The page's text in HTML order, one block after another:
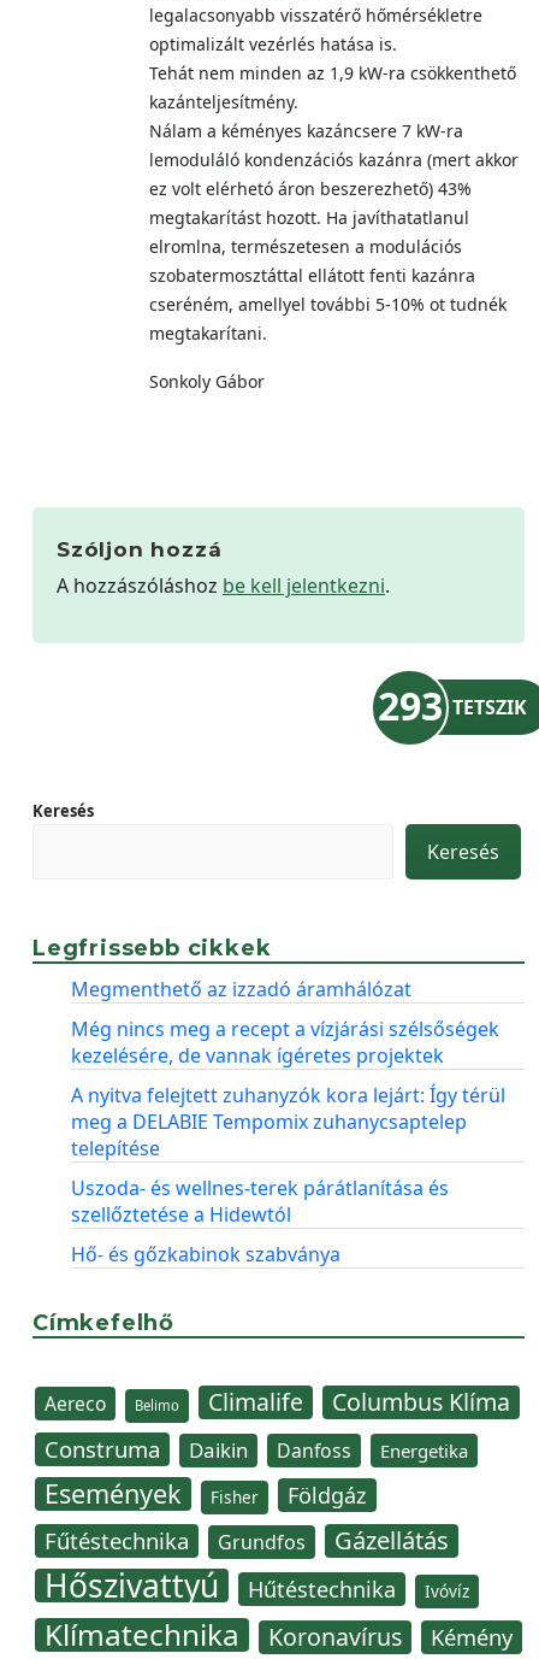
legalacsonyabb visszatérő hőmérsékletre
optimalizált vezérlés hatása is.
Tehát nem minden az 1,9 kW-ra csökkenthető
kazánteljesítmény.
Nálam a kéményes kazáncsere 7 kW-ra
lemoduláló kondenzációs kazánra (mert akkor
ez volt elérhetó áron beszerezhető) 43%
megtakarítást hozott. Ha javíthatatlanul
elromlna, természetesen a modulációs
szobatermosztáttal ellátott fenti kazánra
cseréném, amellyel további 5-10% ot tudnék
megtakarítani.
Sonkoly Gábor
Szóljon hozzá
A hozzászóláshoz be kell jelentkezni.
293 TETSZIK
Keresés
Keresés
Legfrissebb cikkek
Megmenthető az izzadó áramhálózat
Még nincs meg a recept a vízjárási szélsőségek
kezelésére, de vannak ígéretes projektek
A nyitva felejtett zuhanyzók kora lejárt: Így térül
meg a DELABIE Tempomix zuhanycsaptelep
telepítése
Uszoda- és wellnes-terek párátlanítása és
szellőztetése a Hidewtól
Hő- és gőzkabinok szabványa
Címkefelhő
Aereco Belimo Climalife Columbus Klíma
Construma Daikin Danfoss Energetika
Események Fisher Földgáz
Fűtéstechnika Grundfos Gázellátás
Hőszivattyú Hűtéstechnika Ivóvíz
Klímatechnika Koronavírus Kémény